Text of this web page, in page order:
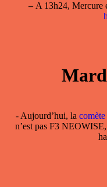
–A 13h24, Mercure
- Aujourd’hui, la
n’est pas F3